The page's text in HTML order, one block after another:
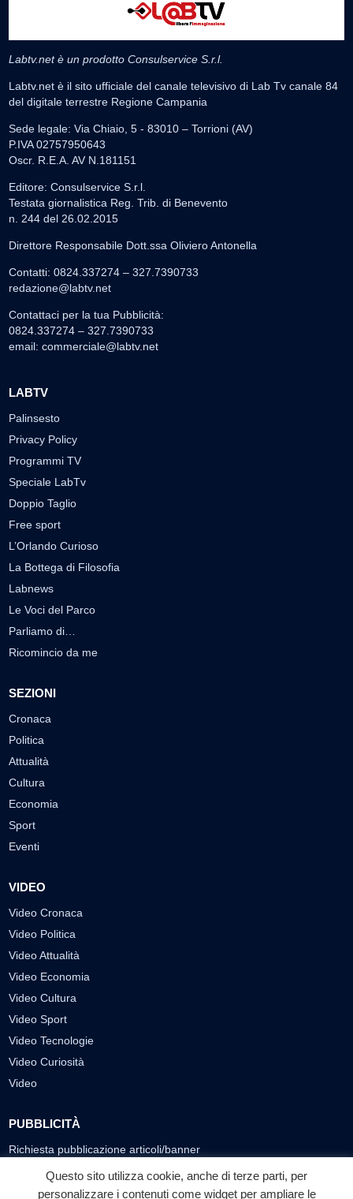
Labtv.net è un prodotto Consulservice S.r.l.
Labtv.net è il sito ufficiale del canale televisivo di Lab Tv canale 84
del digitale terrestre Regione Campania
Sede legale: Via Chiaio, 5 - 83010 – Torrioni (AV)
P.IVA 02757950643
Oscr. R.E.A. AV N.181151
Editore: Consulservice S.r.l.
Testata giornalistica Reg. Trib. di Benevento
n. 244 del 26.02.2015
Direttore Responsabile Dott.ssa Oliviero Antonella
Contatti: 0824.337274 – 327.7390733
redazione@labtv.net
Contattaci per la tua Pubblicità:
0824.337274 – 327.7390733
email: commerciale@labtv.net
LABTV
Palinsesto
Privacy Policy
Programmi TV
Speciale LabTv
Doppio Taglio
Free sport
L’Orlando Curioso
La Bottega di Filosofia
Labnews
Le Voci del Parco
Parliamo di…
Ricomincio da me
SEZIONI
Cronaca
Politica
Attualità
Cultura
Economia
Sport
Eventi
VIDEO
Video Cronaca
Video Politica
Video Attualità
Video Economia
Video Cultura
Video Sport
Video Tecnologie
Video Curiosità
Video
PUBBLICITÀ
Richiesta pubblicazione articoli/banner
SEGUICI SUI SOCIAL
Questo sito utilizza cookie, anche di terze parti, per
personalizzare i contenuti come widget per ampliare le